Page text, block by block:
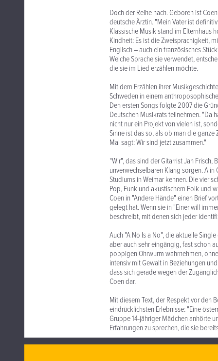
Doch der Reihe nach. Geboren ist
deutsche Ärztin. "Mein Vater ist
Klassische Musik stand im Elternhaus
Kindheit: Es ist die Zweisprachigkeit,
Englisch – auch ein französisches
Welche Sprache sie verwendet,
die sie im Lied erzählen möchte.
Mit dem Erzählen ihrer
Schweden in einem
Den ersten Songs folgte 2007 die
Deutschen Musikrats teilnehmen. "Da
nicht nur ein Projekt von vielen ist,
Sinne ist das so, als ob man die
Mal sagt: Wir sind jetzt zusammen."
"Wir", das sind der Gitarrist Jan
unverwechselbaren Klang sorgen.
Studiums in Weimar kennen. Die vier
Pop, Funk und akustischem Folk und
Coen in "Andere Hände" einen Brief
gelegt hat. Wenn sie in "Einer will
beschreibt, mit denen sich jeder
Auch "A No Is a No", die aktuelle
aber auch sehr eingängig, fast schon
poppigen Ohrwurm wahrnehmen,
intensiv mit Gewalt in Beziehungen
dass sich gerade wegen der
Coen dar.
Mit diesem Text, der Respekt vor den
eindrücklichsten Erlebnisse: "Eine
Gruppe 14-jähriger Mädchen anhörte
Erfahrungen zu sprechen, die sie